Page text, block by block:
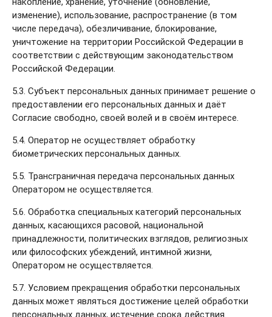
изменение), использование, распространение (в том
числе передача), обезличивание, блокирование,
уничтожение на территории Российской Федерации в
соответствии с действующим законодательством
Российской Федерации.
5.3. Субъект персональных данных принимает решение о
предоставлении его персональных данных и даёт
Согласие свободно, своей волей и в своём интересе.
5.4. Оператор не осуществляет обработку
биометрических персональных данных.
5.5. Трансграничная передача персональных данных
Оператором не осуществляется.
5.6. Обработка специальных категорий персональных
данных, касающихся расовой, национальной
принадлежности, политических взглядов, религиозных
или философских убеждений, интимной жизни,
Оператором не осуществляется.
5.7. Условием прекращения обработки персональных
данных может являться достижение целей обработки
персональных данных, истечение срока действия